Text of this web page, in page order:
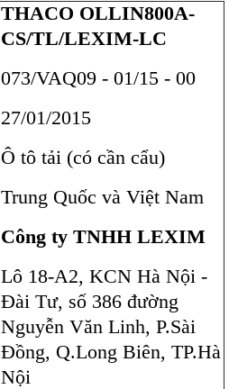
THACO OLLIN800A-
CS/TL/LEXIM-LC
073/VAQ09 - 01/15 - 00
27/01/2015
Ô tô tải (có cần cẩu)
Trung Quốc và Việt Nam
Công ty TNHH LEXIM
Lô 18-A2, KCN Hà Nội -
Đài Tư, số 386 đường
Nguyễn Văn Linh, P.Sài
Đồng, Q.Long Biên, TP.Hà
Nội